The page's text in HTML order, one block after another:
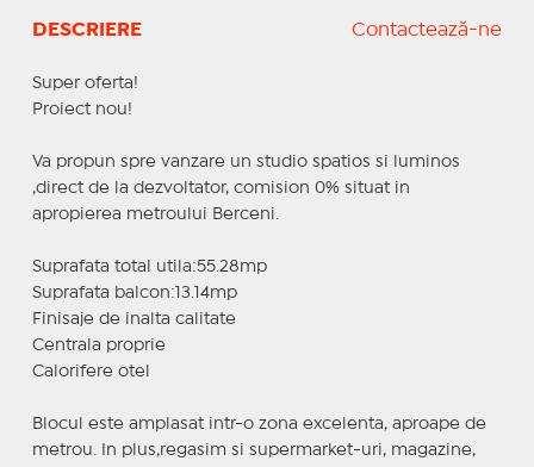
DESCRIERE Contactează-ne
Super oferta!
Proiect nou!
Va propun spre vanzare un studio spatios si luminos
,direct de la dezvoltator, comision 0% situat in
apropierea metroului Berceni.
Suprafata total utila:55.28mp
Suprafata balcon:13.14mp
Finisaje de inalta calitate
Centrala proprie
Calorifere otel
Blocul este amplasat intr-o zona excelenta, aproape de
metrou. In plus,regasim si supermarket-uri, magazine,